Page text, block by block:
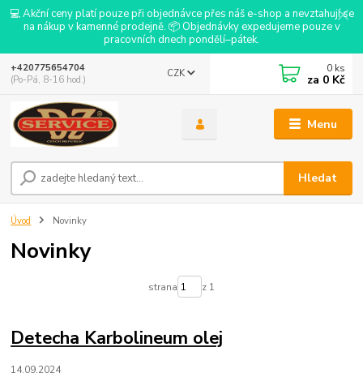
💻 Akční ceny platí pouze při objednávce přes náš e-shop a nevztahují se
na nákup v kamenné prodejně. 📦 Objednávky expedujeme pouze v
pracovních dnech pondělí–pátek.
Menu
CZK
Hledat
+420775654704
(Po-Pá, 8-16 hod.)
0 ks
za 0 Kč
Úvod Novinky
Novinky
strana z 1
Detecha Karbolineum olej
14.09.2024